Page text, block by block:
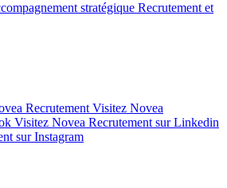
stratégique Recrutement et
Recrutement Visitez Novea
Visitez Novea Recrutement sur Linkedin
sur Instagram